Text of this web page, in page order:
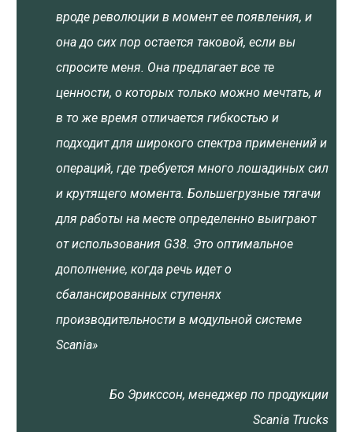
вроде революции в момент ее появления, и
она до сих пор остается таковой, если вы
спросите меня. Она предлагает все те
ценности, о которых только можно мечтать, и
в то же время отличается гибкостью и
подходит для широкого спектра применений и
операций, где требуется много лошадиных сил
и крутящего момента. Большегрузные тягачи
для работы на месте определенно выиграют
от использования G38. Это оптимальное
дополнение, когда речь идет о
сбалансированных ступенях
производительности в модульной системе
Scania»
Бо Эрикссон, менеджер по продукции
Scania Trucks